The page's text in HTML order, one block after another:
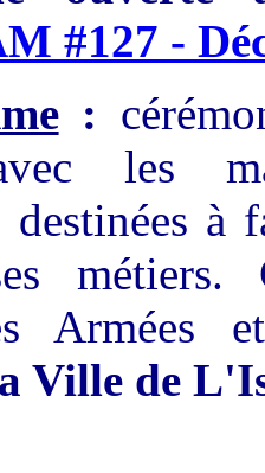
#127 -
:
les
destinées
Armées
Ville de